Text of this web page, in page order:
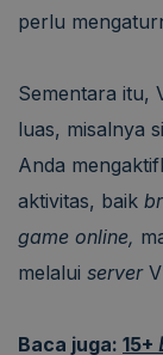
perlu
Sementara itu,
luas, misalnya
Anda
aktivitas, baik
game online,
melalui server
Baca juga: 15+